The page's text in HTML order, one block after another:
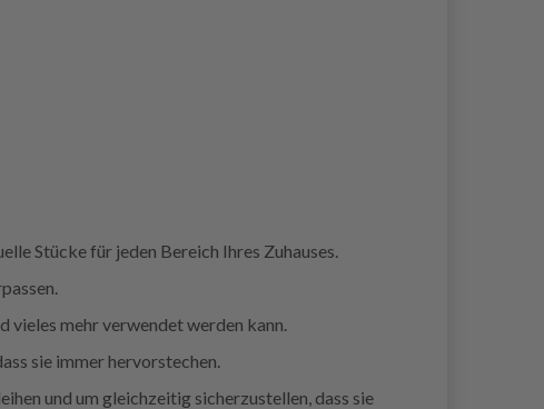
Stücke für jeden Bereich Ihres Zuhauses.
mehr verwendet werden kann.
sie immer hervorstechen.
und um gleichzeitig sicherzustellen, dass sie